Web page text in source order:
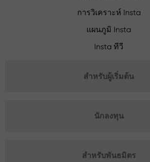
การวิเคราะห์ Insta
แผนภูมิ Insta
Insta ทีวี
สำหรับผู้เริ่มต้น
นักลงทุน
สำหรับพันธมิตร